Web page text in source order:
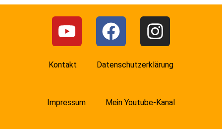
Kontakt Datenschutzerklärung
Impressum Mein Youtube-Kanal